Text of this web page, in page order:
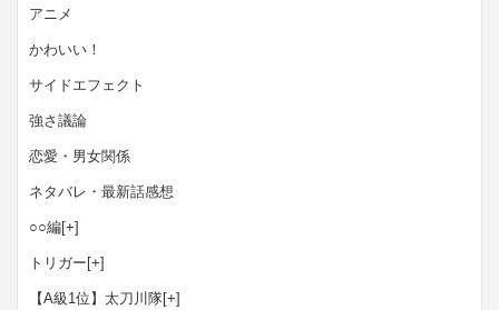
アニメ
かわいい！
サイドエフェクト
強さ議論
恋愛・男女関係
ネタバレ・最新話感想
○○編[+]
トリガー [+]
【A級1位】太刀川隊[+]